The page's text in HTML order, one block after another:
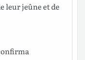
leurjeûneet de